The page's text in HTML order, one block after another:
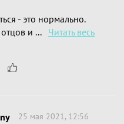
- это нормально.
и ... Читать весь
25 мая 2021, 12:56